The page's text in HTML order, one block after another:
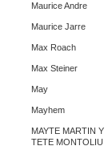
Maurice Andre
Maurice Jarre
Max Roach
Max Steiner
May
Mayhem
MAYTE MARTIN Y
TETE MONTOLIU